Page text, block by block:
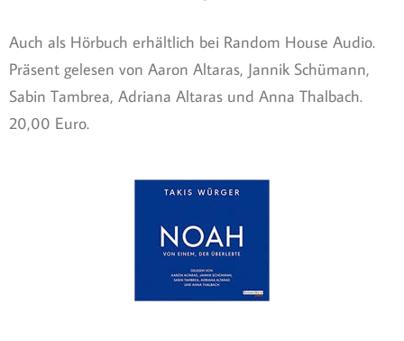
Auch als Hörbuch erhältlich bei Random House Audio.
Präsent gelesen von Aaron Altaras, Jannik Schümann,
Sabin Tambrea, Adriana Altaras und Anna Thalbach.
20,00 Euro.